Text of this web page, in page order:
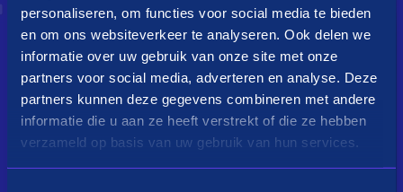
personaliseren, om functies voor social media te bieden
en om ons websiteverkeer te analyseren. Ook delen we
informatie over uw gebruik van onze site met onze
partners voor social media, adverteren en analyse. Deze
partners kunnen deze gegevens combineren met andere
informatie die u aan ze heeft verstrekt of die ze hebben
verzameld op basis van uw gebruik van hun services.